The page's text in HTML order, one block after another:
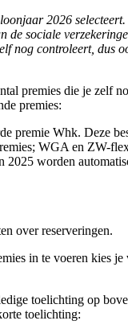
2026
de sociale
nog controleert, dus
premies die je zelf
premies:
premie Whk. Deze
WGA en ZW-
2025 worden
over reserveringen.
in te voeren kies
toelichting op
toelichting: